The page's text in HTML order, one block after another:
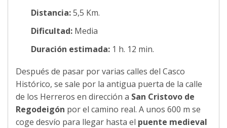
Distancia:5,5 Km.
Dificultad: Media
Duración estimada: 1 h. 12 min.
Después de pasar por varias calles del Casco
Histórico, se sale por la antigua puerta de la calle
de los Herreros en dirección a San Cristovo de
Regodeigón por el camino real. A unos 600 m se
coge desvío para llegar hasta el puente medieval